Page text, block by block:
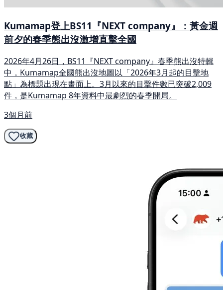
Kumamap登上BS11『NEXT company』：黃金週
前夕的春季熊出沒激增直擊全國
2026年4月26日，BS11『NEXT company』春季熊出沒特輯
中，Kumamap全國熊出沒地圖以「2026年3月起的目擊地
點」為標題出現在畫面上。3月以來的目擊件數已突破2,009
件，是Kumamap 8年資料中最劇烈的春季開局。
3個月前
收藏